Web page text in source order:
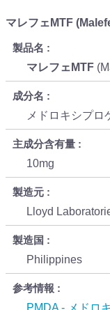
マレフェMTF
製品名
マレフェMTF
成分名
メドロキシプロ
主成分含有量
10mg
製造元
Lloyd
製造国
Philippines
参考情報
PMDA - メドロ